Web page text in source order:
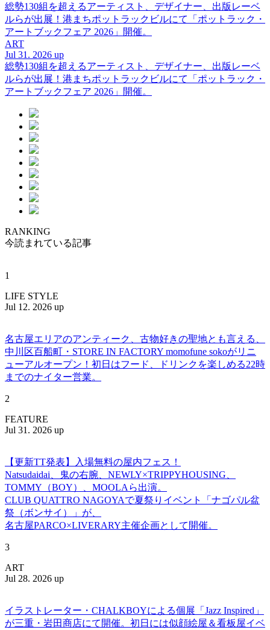
総勢130組を超えるアーティスト、デザイナー、出版レーベ
ルらが出展！港まちポットラックビルにて「ポットラック・
アートブックフェア 2026」開催。
ART
Jul 31. 2026 up
総勢130組を超えるアーティスト、デザイナー、出版レーベ
ルらが出展！港まちポットラックビルにて「ポットラック・
アートブックフェア 2026」開催。
RANKING
今読まれている記事
1
LIFE STYLE
Jul 12. 2026 up
名古屋エリアのアンティーク、古物好きの聖地とも言える、
中川区百船町・STORE IN FACTORY momofune sokoがリニ
ューアルオープン！初日はフード、ドリンクを楽しめる22時
までのナイター営業。
2
FEATURE
Jul 31. 2026 up
【更新TT発表】入場無料の屋内フェス！
Natsudaidai、鬼の右腕、NEWLY×TRIPPYHOUSING、
TOMMY（BOY）、MOOLAら出演。
CLUB QUATTRO NAGOYAで夏祭りイベント「ナゴパル盆
祭（ボンサイ）」が、
名古屋PARCO×LIVERARY主催企画として開催。
3
ART
Jul 28. 2026 up
イラストレーター・CHALKBOYによる個展「Jazz Inspired」
が三重・岩田商店にて開催。初日には似顔絵屋＆看板屋イベ